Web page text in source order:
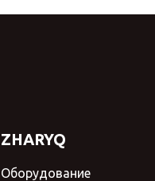
ZHARYQ
Оборудование